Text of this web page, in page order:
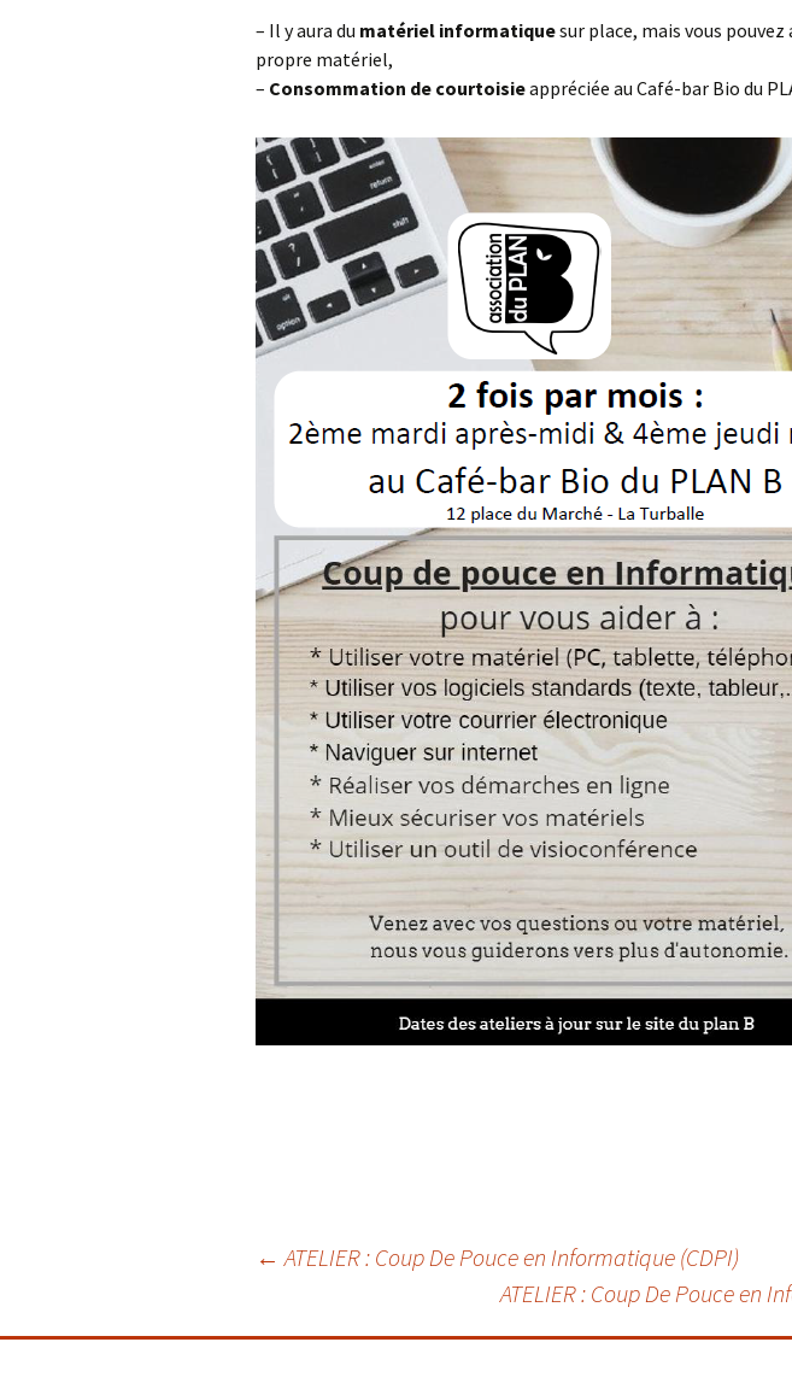
– Il y aura du matériel informatiquesur place, mais vous pouvez
propre matériel,
– Consommation de courtoisieappréciée au Café-bar Bio du
← ATELIER : Coup De Pouce en Informatique (CDPI)
ATELIER : Coup De Pouce en